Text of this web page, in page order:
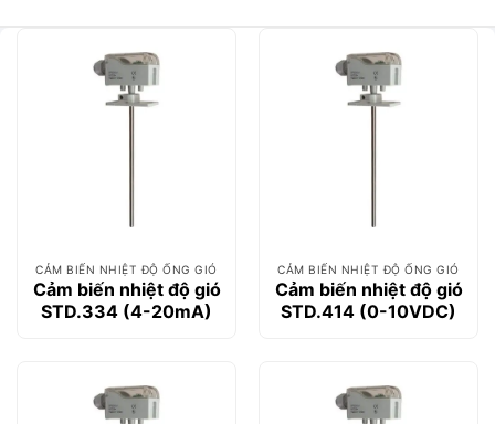
CẢM BIẾN NHIỆT ĐỘ ỐNG GIÓ
Cảm biến nhiệt độ gió
STD.334 (4-20mA)
CẢM BIẾN NHIỆT ĐỘ ỐNG GIÓ
Cảm biến nhiệt độ gió
STD.414 (0-10VDC)